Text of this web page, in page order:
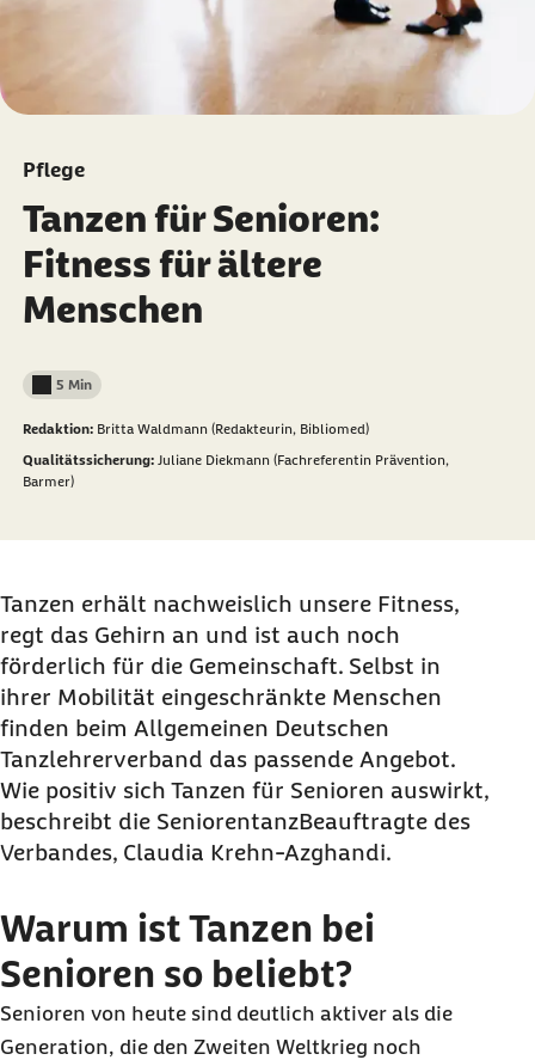
Pflege
Tanzen für Senioren:
Fitness für ältere
Menschen
Lesedauer weniger als
5 Min
Redaktion: Britta Waldmann (Redakteurin, Bibliomed)
Qualitätssicherung: Juliane Diekmann (Fachreferentin Prävention,
Barmer)
Tanzen erhält nachweislich unsere Fitness,
regt das Gehirn an und ist auch noch
förderlich für die Gemeinschaft. Selbst in
ihrer Mobilität eingeschränkte Menschen
finden beim Allgemeinen Deutschen
Tanzlehrerverband das passende Angebot.
Wie positiv sich Tanzen für Senioren auswirkt,
beschreibt die SeniorentanzBeauftragte des
Verbandes, Claudia Krehn-Azghandi.
Warum ist Tanzen bei
Senioren so beliebt?
Senioren von heute sind deutlich aktiver als die
Generation, die den Zweiten Weltkrieg noch